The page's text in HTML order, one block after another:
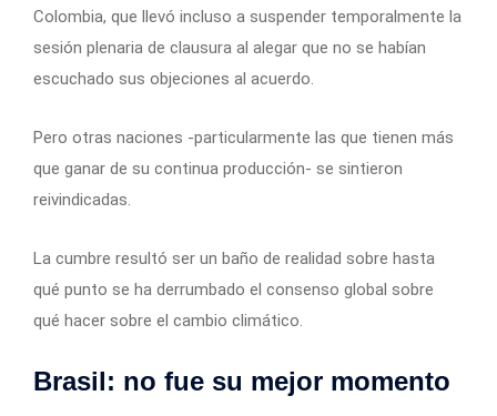
Colombia, que llevó incluso a suspender temporalmente la
sesión plenaria de clausura al alegar que no se habían
escuchado sus objeciones al acuerdo.
Pero otras naciones -particularmente las que tienen más
que ganar de su continua producción- se sintieron
reivindicadas.
La cumbre resultó ser un baño de realidad sobre hasta
qué punto se ha derrumbado el consenso global sobre
qué hacer sobre el cambio climático.
Brasil: no fue su mejor momento